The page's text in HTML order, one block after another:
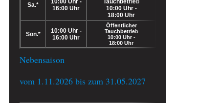
Sa.*
10:00 Uhr -
16:00 Uhr
Tauchbetrieb
10:00 Uhr -
18:00 Uhr
Son.*
10:00 Uhr -
16:00 Uhr
Öffentlicher
Tauchbetrieb
10:00 Uhr -
18:00 Uhr
Nebensaison
vom 1.11.2026 bis zum 31.05.2027